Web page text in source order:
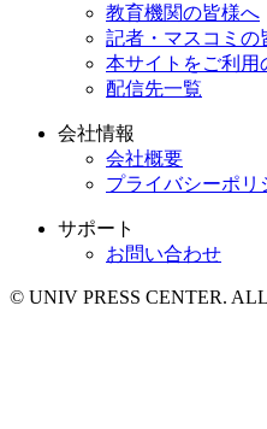
教育機関の皆様へ
記者・マスコミの
本サイトをご利用
配信先一覧
会社情報
会社概要
プライバシーポリ
サポート
お問い合わせ
© UNIV PRESS CENTER.